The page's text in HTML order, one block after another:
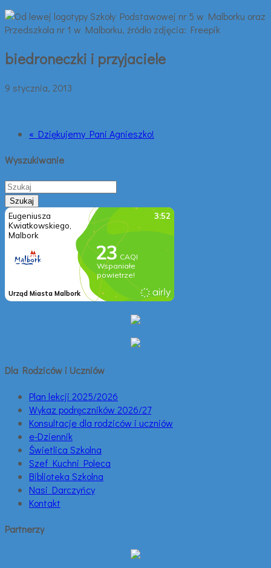
biedroneczki i przyjaciele
9 stycznia, 2013
« Dziękujemy Pani Agnieszko!
Wyszukiwanie
Dla Rodziców i Uczniów
Plan lekcji 2025/2026
Wykaz podręczników 2026/27
Konsultacje dla rodziców i uczniów
e-Dziennik
Świetlica Szkolna
Szef Kuchni Poleca
Biblioteka Szkolna
Nasi Darczyńcy
Kontakt
Partnerzy